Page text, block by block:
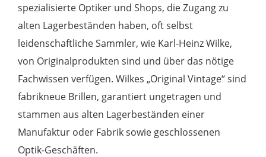
spezialisierte Optiker und Shops, die Zugang zu
alten Lagerbeständen haben, oft selbst
leidenschaftliche Sammler, wie Karl-Heinz Wilke,
von Originalprodukten sind und über das nötige
Fachwissen verfügen. Wilkes „Original Vintage“ sind
fabrikneue Brillen, garantiert ungetragen und
stammen aus alten Lagerbeständen einer
Manufaktur oder Fabrik sowie geschlossenen
Optik-Geschäften.